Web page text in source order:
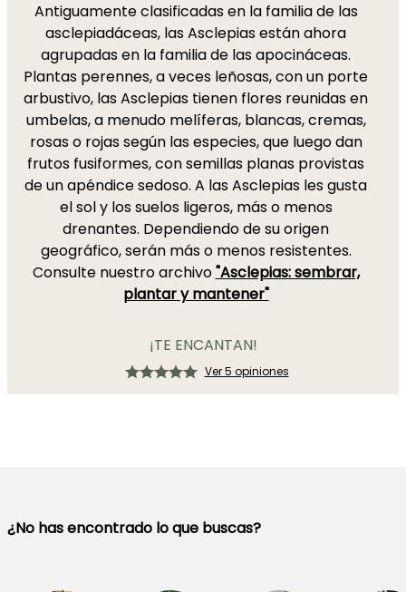
Antiguamente clasificadas en la familia de las
asclepiadáceas, las Asclepias están ahora
agrupadas en la familia de las apocináceas.
Plantas perennes, a veces leñosas, con un porte
arbustivo, las Asclepias tienen flores reunidas en
umbelas, a menudo melíferas, blancas, cremas,
rosas o rojas según las especies, que luego dan
frutos fusiformes, con semillas planas provistas
de un apéndice sedoso. A las Asclepias les gusta
el sol y los suelos ligeros, más o menos
drenantes. Dependiendo de su origen
geográfico, serán más o menos resistentes.
Consulte nuestro archivo"Asclepias: sembrar,
plantar y mantener"
¡TE ENCANTAN!
Ver 5 opiniones
¿No has encontrado lo que buscas?